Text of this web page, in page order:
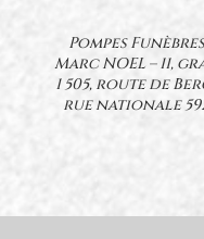
Pompes
Marc NOEL – 11,
1 505, route de
rue nationale